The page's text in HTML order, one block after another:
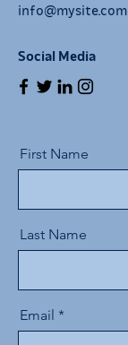
info@mysite.com
Social Media
First Name
Last Name
Email